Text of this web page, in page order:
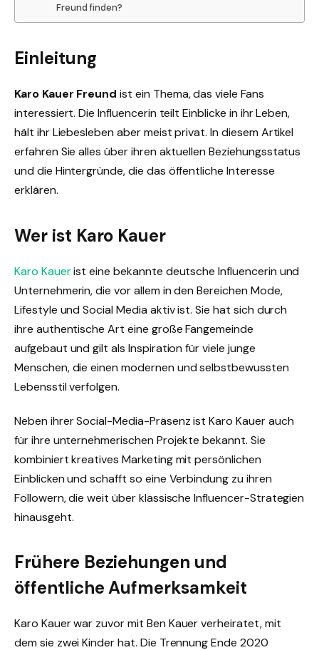
Freund finden?
Einleitung
Karo Kauer Freund ist ein Thema, das viele Fans
interessiert. Die Influencerin teilt Einblicke in ihr Leben,
hält ihr Liebesleben aber meist privat. In diesem Artikel
erfahren Sie alles über ihren aktuellen Beziehungsstatus
und die Hintergründe, die das öffentliche Interesse
erklären.
Wer ist Karo Kauer
Karo Kauerist eine bekannte deutsche Influencerin und
Unternehmerin, die vor allem in den Bereichen Mode,
Lifestyle und Social Media aktiv ist. Sie hat sich durch
ihre authentische Art eine große Fangemeinde
aufgebaut und gilt als Inspiration für viele junge
Menschen, die einen modernen und selbstbewussten
Lebensstil verfolgen.
Neben ihrer Social-Media-Präsenz ist Karo Kauer auch
für ihre unternehmerischen Projekte bekannt. Sie
kombiniert kreatives Marketing mit persönlichen
Einblicken und schafft so eine Verbindung zu ihren
Followern, die weit über klassische Influencer-Strategien
hinausgeht.
Frühere Beziehungen und
öffentliche Aufmerksamkeit
Karo Kauer war zuvor mit Ben Kauer verheiratet, mit
dem sie zwei Kinder hat. Die Trennung Ende 2020